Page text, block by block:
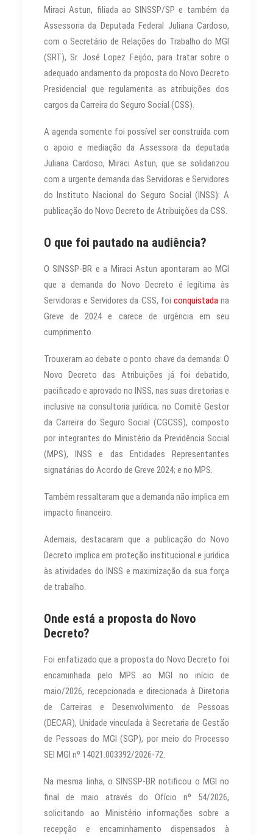
Miraci Astun, filiada ao SINSSP/SP e também da
Assessoria da Deputada Federal Juliana Cardoso,
com o Secretário de Relações do Trabalho do MGI
(SRT), Sr. José Lopez Feijóo, para tratar sobre o
adequado andamento da proposta do Novo Decreto
Presidencial que regulamenta as atribuições dos
cargos da Carreira do Seguro Social (CSS).
A agenda somente foi possível ser construída com
o apoio e mediação da Assessora da deputada
Juliana Cardoso, Miraci Astun, que se solidarizou
com a urgente demanda das Servidoras e Servidores
do Instituto Nacional do Seguro Social (INSS): A
publicação do Novo Decreto de Atribuições da CSS.
O que foi pautado na audiência?
O SINSSP-BR e a Miraci Astun apontaram ao MGI
que a demanda do Novo Decreto é legítima às
Servidoras e Servidores da CSS, foi conquistadana
Greve de 2024 e carece de urgência em seu
cumprimento.
Trouxeram ao debate o ponto chave da demanda: O
Novo Decreto das Atribuições já foi debatido,
pacificado e aprovado no INSS, nas suas diretorias e
inclusive na consultoria jurídica; no Comitê Gestor
da Carreira do Seguro Social (CGCSS), composto
por integrantes do Ministério da Previdência Social
(MPS), INSS e das Entidades Representantes
signatárias do Acordo de Greve 2024; e no MPS.
Também ressaltaram que a demanda não implica em
impacto financeiro.
Ademais, destacaram que a publicação do Novo
Decreto implica em proteção institucional e jurídica
às atividades do INSS e maximização da sua força
de trabalho.
Onde está a proposta do Novo
Decreto?
Foi enfatizado que a proposta do Novo Decreto foi
encaminhada pelo MPS ao MGI no início de
maio/2026, recepcionada e direcionada à Diretoria
de Carreiras e Desenvolvimento de Pessoas
(DECAR), Unidade vinculada à Secretaria de Gestão
de Pessoas do MGI (SGP), por meio do Processo
SEI MGI nº 14021.003392/2026-72.
Na mesma linha, o SINSSP-BR notificou o MGI no
final de maio através do Ofício nº 54/2026,
solicitando ao Ministério informações sobre a
recepção e encaminhamento dispensados à